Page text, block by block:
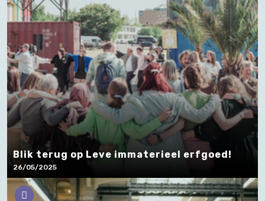
Blik terug op Leve immaterieel erfgoed!
26/05/2025